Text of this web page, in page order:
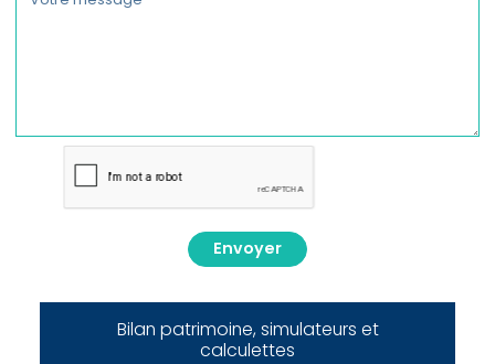
Envoyer
Bilan patrimoine, simulateurs et
calculettes